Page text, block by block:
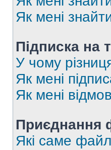
Як мені
Підписка на
У чому
Як мені
Як мені
Приєднання
Які саме